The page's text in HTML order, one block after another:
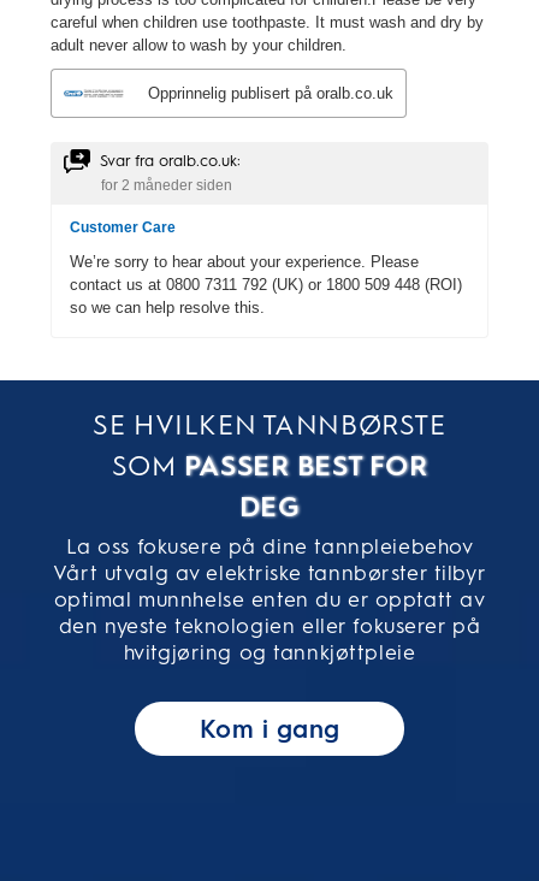
SE HVILKEN TANNBØRSTE
SOM PASSER BEST FOR
DEG
La oss fokusere på dine tannpleiebehov
Vårt utvalg av elektriske tannbørster tilbyr
optimal munnhelse enten du er opptatt av
den nyeste teknologien eller fokuserer på
hvitgjøring og tannkjøttpleie
Kom i gang